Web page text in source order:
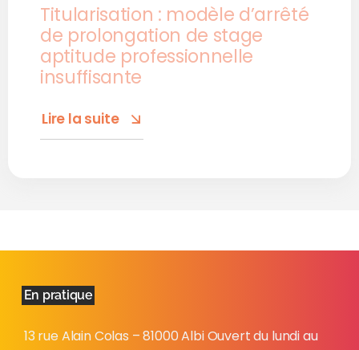
Titularisation : modèle d’arrêté
de prolongation de stage
aptitude professionnelle
insuffisante
Lire la suite
En pratique
13 rue Alain Colas – 81000 Albi Ouvert du lundi au